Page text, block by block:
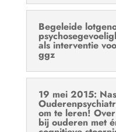
Begeleide
als interventie
ggz
19 mei 2015:
om te leren!
bij ouderen met